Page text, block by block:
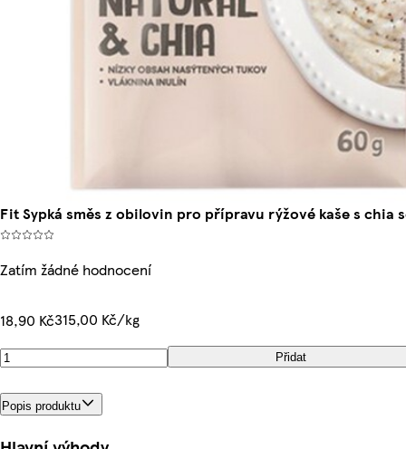
Fit Sypká směs z obilovin pro přípravu rýžové kaše s chia
Zatím žádné hodnocení
18,90 Kč315,00 Kč/kg
Přidat
Popis produktu